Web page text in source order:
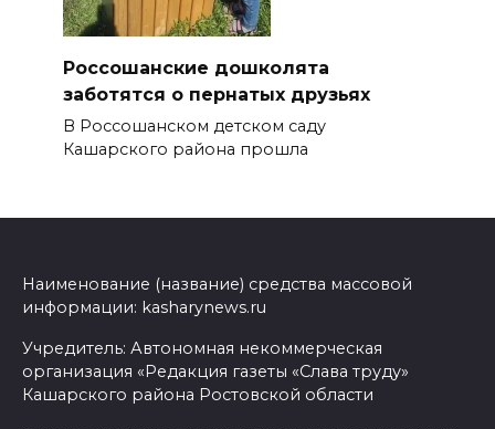
Россошанские дошколята
заботятся о пернатых друзьях
В Россошанском детском саду
Кашарского района прошла
Наименование (название) средства массовой
информации: kasharynews.ru
Учредитель: Автономная некоммерческая
организация «Редакция газеты «Слава труду»
Кашарского района Ростовской области